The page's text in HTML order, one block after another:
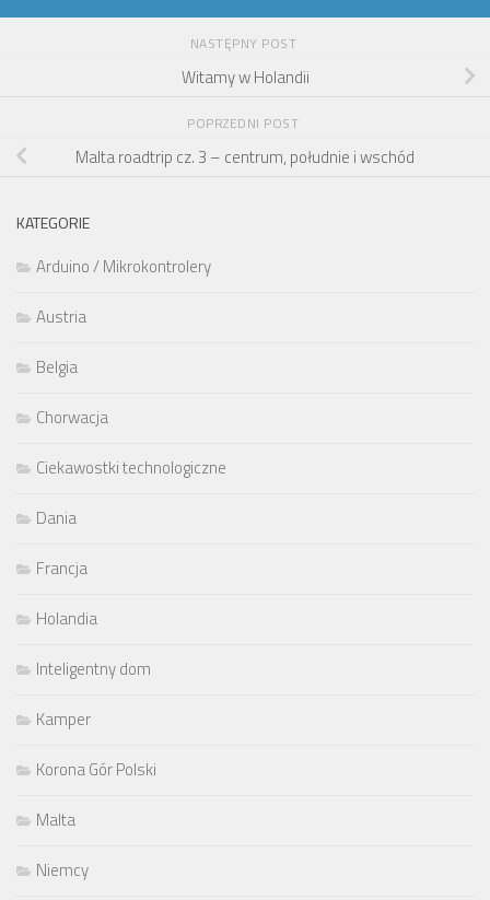
NASTĘPNY POST
Witamy w Holandii
POPRZEDNI POST
Malta roadtrip cz. 3 – centrum, południe i wschód
KATEGORIE
Arduino / Mikrokontrolery
Austria
Belgia
Chorwacja
Ciekawostki technologiczne
Dania
Francja
Holandia
Inteligentny dom
Kamper
Korona Gór Polski
Malta
Niemcy